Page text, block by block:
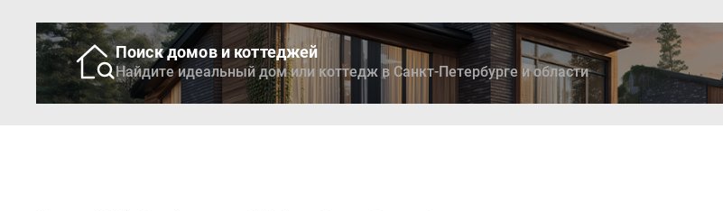
Поиск домов и коттеджей
Найдите идеальный дом или коттедж в Санкт-Петербурге и области